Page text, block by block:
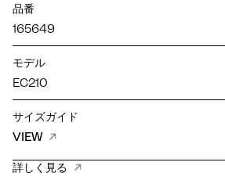
品番
165649
モデル
EC210
サイズガイド
VIEW
詳しく見る